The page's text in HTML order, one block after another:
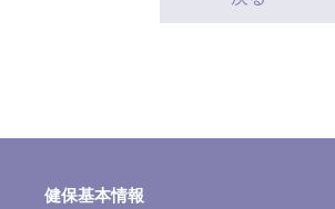
健保基本情報